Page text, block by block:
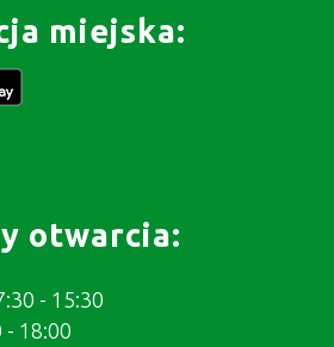
miejska:
otwarcia:
- 15:30
- 18:00